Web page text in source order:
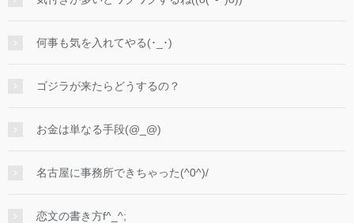
何事も気を入れてやる(･_･)
ゴジラが来たらどうするの？
お金は単なる手段(@_@)
名古屋に事務所できちゃった(^0^)/
恋文の書き方f^_^;